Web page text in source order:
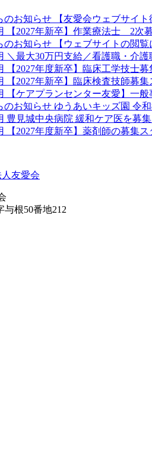
のお知らせ
【友愛会ウェブサイト
【2027年新卒】作業療法士 2次
のお知らせ
【ウェブサイトの閲
＼最大30万円支給／看護職・介
【2027年度新卒】臨床工学技士
【2027年新卒】臨床検査技師募
【ケアプランセンター友愛】一
のお知らせ ゆうあいキッズ園 令
豊見城中央病院 緩和ケア医を募
【2027年度新卒】薬剤師の募集
根50番地212